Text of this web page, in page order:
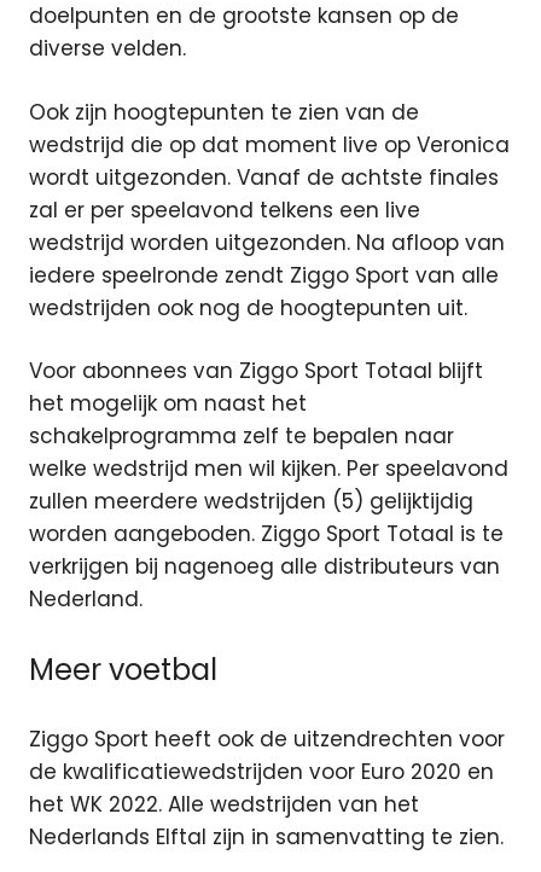
doelpunten en de grootste kansen op de
diverse velden.
Ook zijn hoogtepunten te zien van de
wedstrijd die op dat moment live op Veronica
wordt uitgezonden. Vanaf de achtste finales
zal er per speelavond telkens een live
wedstrijd worden uitgezonden. Na afloop van
iedere speelronde zendt Ziggo Sport van alle
wedstrijden ook nog de hoogtepunten uit.
Voor abonnees van Ziggo Sport Totaal blijft
het mogelijk om naast het
schakelprogramma zelf te bepalen naar
welke wedstrijd men wil kijken. Per speelavond
zullen meerdere wedstrijden (5) gelijktijdig
worden aangeboden. Ziggo Sport Totaal is te
verkrijgen bij nagenoeg alle distributeurs van
Nederland.
Meer voetbal
Ziggo Sport heeft ook de uitzendrechten voor
de kwalificatiewedstrijden voor Euro 2020 en
het WK 2022. Alle wedstrijden van het
Nederlands Elftal zijn in samenvatting te zien.